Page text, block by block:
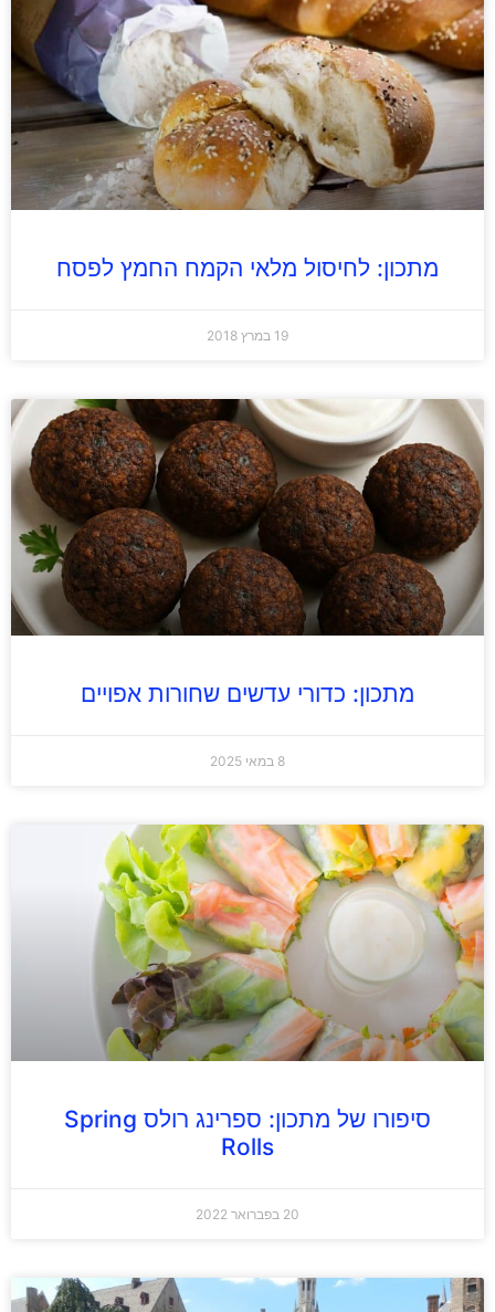
מתכון: לחיסול מלאי הקמח החמץ לפסח
19 במרץ 2018
מתכון: כדורי עדשים שחורות אפויים
8 במאי 2025
סיפורו של מתכון: ספרינג רולס Spring
Rolls
20 בפברואר 2022